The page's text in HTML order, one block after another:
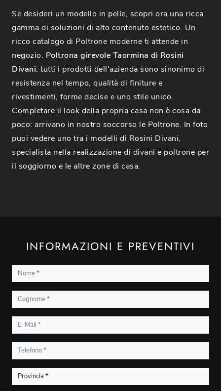
Se desideri un modello in pelle, scopri ora una ricca
gamma di soluzioni di alto contenuto estetico. Un
ricco catalogo di Poltrone moderne ti attende in
negozio. Poltrona girevole Taormina di Rosini
Divani: tutti i prodotti dell'azienda sono sinonimo di
resistenza nel tempo, qualità di finiture e
rivestimenti, forme decise e uno stile unico.
Completare il look della propria casa non è cosa da
poco: arrivano in nostro soccorso le Poltrone. In foto
puoi vedere uno tra i modelli di Rosini Divani,
specialista nella realizzazione di divani e poltrone per
il soggiorno e le altre zone di casa.
INFORMAZIONI E PREVENTIVI